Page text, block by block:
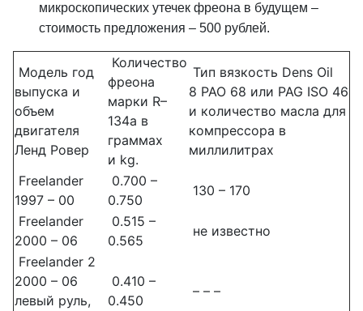
микроскопических утечек фреона в будущем –
стоимость предложения – 500 рублей.
Модель год
выпуска и
объем
двигателя
Ленд Ровер
Количество
фреона
марки R–
134a в
граммах
и kg.
Тип вязкость Dens Oil
8 PAO 68 или PAG ISO 46
и количество масла для
компрессора в
миллилитрах
Freelander
1997 – 00
0.700 –
0.750
130 – 170
Freelander
2000 – 06
0.515 –
0.565
не известно
Freelander 2
2000 – 06
левый руль,
0.410 –
0.450
– – –